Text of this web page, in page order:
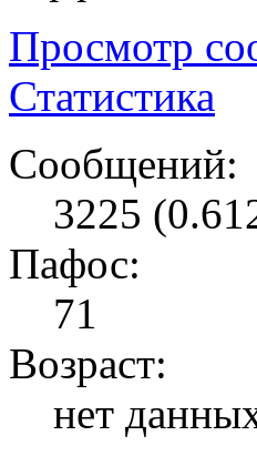
Просмотр
Статистика
Сообщений:
3225
Пафос:
71
Возраст:
нет